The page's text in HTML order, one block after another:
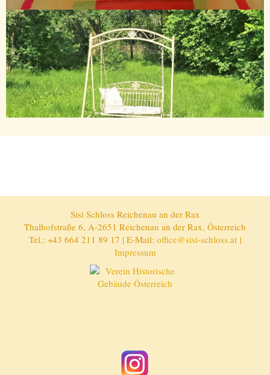
Sisi Schloss Reichenau an der Rax
Thalhofstraße 6, A-2651 Reichenau an der Rax, Österreich
Tel.: +43 664 211 89 17 | E-Mail: office@sisi-schloss.at|
Impressum